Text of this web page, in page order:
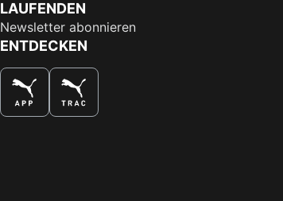
LAUFENDEN
Newsletter abonnieren
ENTDECKEN